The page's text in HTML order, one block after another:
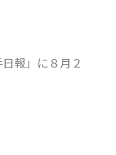
報」に８月２